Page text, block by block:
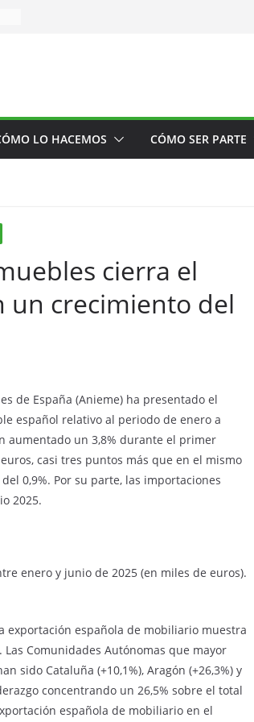
LO HACEMOS CÓMO SER PARTE
cierra el
un crecimiento del
de España (Anieme) ha presentado el
español relativo al periodo de enero a
aumentado un 3,8% durante el primer
casi tres puntos más que en el mismo
0,9%. Por su parte, las importaciones
2025.
enero y junio de 2025 (en miles de euros).
exportación española de mobiliario muestra
Comunidades Autónomas que mayor
sido Cataluña (+10,1%), Aragón (+26,3%) y
concentrando un 26,5% sobre el total
española de mobiliario en el